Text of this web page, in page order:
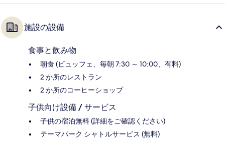
施設の設備
食事と飲み物
朝食 (ビュッフェ、毎朝 7:30 ～ 10:00、有料)
2 か所のレストラン
2 か所のコーヒーショップ
子供向け設備 / サービス
子供の宿泊無料 (詳細をご確認ください)
テーマパーク シャトルサービス (無料)